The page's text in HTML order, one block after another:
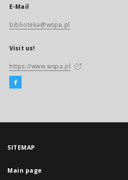
E-Mail
biblioteka@wspa.pl
Visit us!
https://www.wspa.pl
SITEMAP
Main page